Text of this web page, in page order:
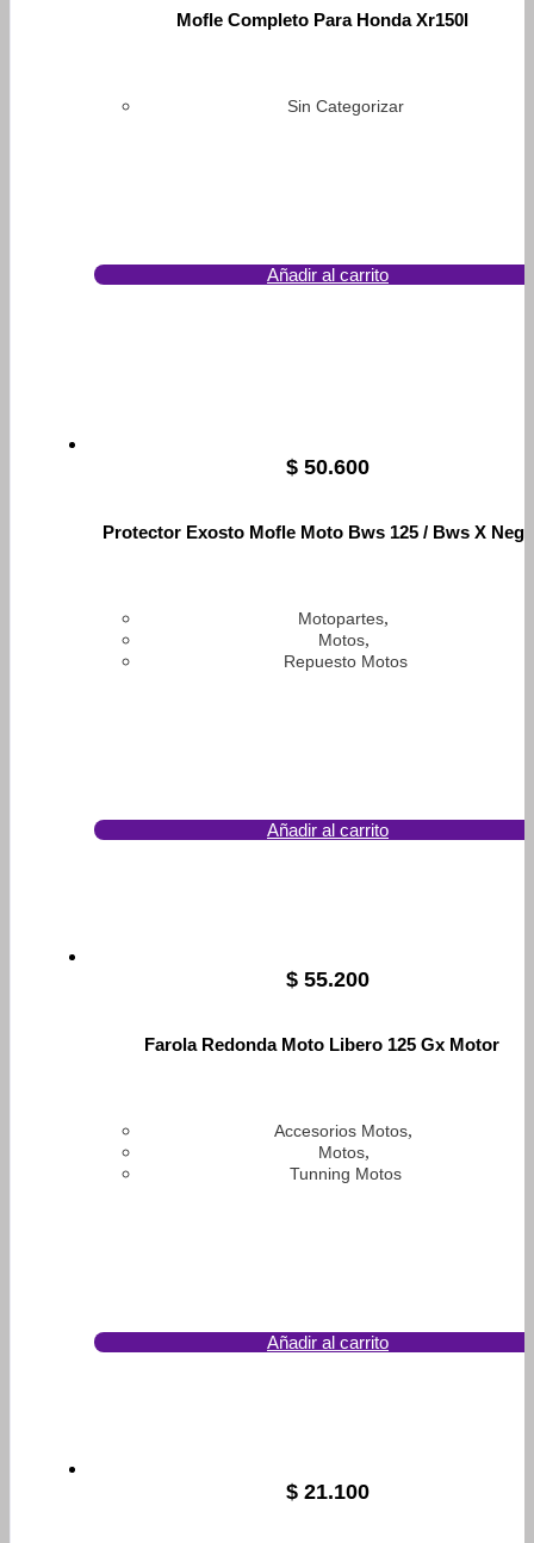
Mofle Completo Para Honda Xr150l
Sin Categorizar
Añadir al carrito
$ 50.600
Protector Exosto Mofle Moto Bws 125 / Bws X
Motopartes,
Motos,
Repuesto Motos
Añadir al carrito
$ 55.200
Farola Redonda Moto Libero 125 Gx Motor
Accesorios Motos,
Motos,
Tunning Motos
Añadir al carrito
$ 21.100